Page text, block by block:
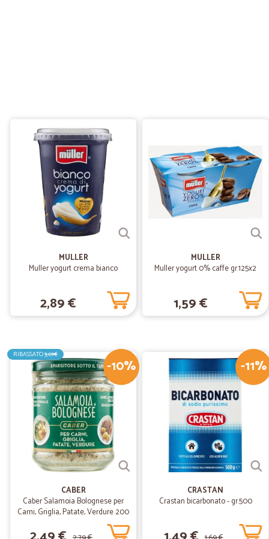
MULLER
Muller yogurt crema bianco
2,89 €
MULLER
Muller yogurt 0% caffe gr.125x2
1,59 €
-10%
RIBASSATO3,69€
CABER
Caber Salamoia Bolognese per
Carni, Griglia, Patate, Verdure 200
-11%
CRASTAN
Crastan bicarbonato - gr.500